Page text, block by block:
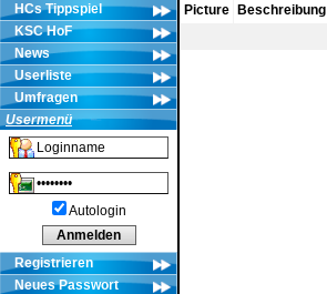
HCs Tippspiel
KSC HoF
News
Userliste
Umfragen
Usermenü
Autologin
Registrieren
Neues Passwort
Picture Beschreibung